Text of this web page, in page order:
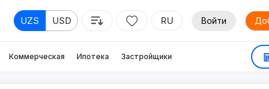
UZS USD RU Войти
Коммерческая Ипотека Застройщики